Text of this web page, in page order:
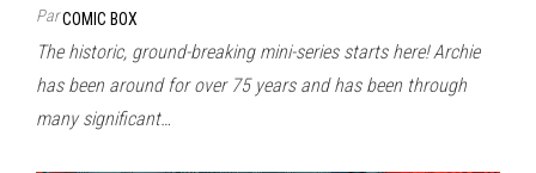
ParCOMIC BOX
The historic, ground-breaking mini-series starts here! Archie
has been around for over 75 years and has been through
many significant…